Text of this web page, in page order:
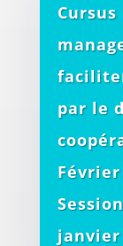
par le
janvier